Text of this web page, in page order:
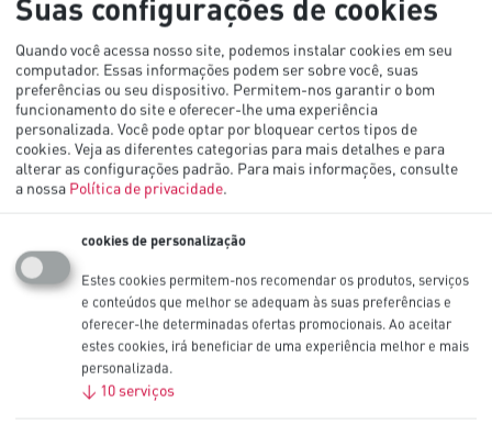
OEM
Contacto
Todas as indústrias
Explorar pilhas por indústria
Encontre informações sobre nossas soluções de pilhas adaptadas à
sua indústria. Use nossas guias interativas para encontrar as pilhas
Procell adequadas para seus dispositivos.
Hotelaria e restauração
Suas configurações de cookies
Quando você acessa nosso site, podemos instalar cookies em seu
computador. Essas informações podem ser sobre você, suas
preferências ou seu dispositivo. Permitem-nos garantir o bom
funcionamento do site e oferecer-lhe uma experiência
personalizada. Você pode optar por bloquear certos tipos de
cookies. Veja as diferentes categorias para mais detalhes e para
alterar as configurações padrão. Para mais informações, consulte
a nossa Política de privacidade
cookies de personalização
Estes cookies permitem-nos recomendar os produtos, serviços
e conteúdos que melhor se adequam às suas preferências e
oferecer-lhe determinadas ofertas promocionais. Ao aceitar
estes cookies, irá beneficiar de uma experiência melhor e mais
personalizada.
↓ 10 serviços